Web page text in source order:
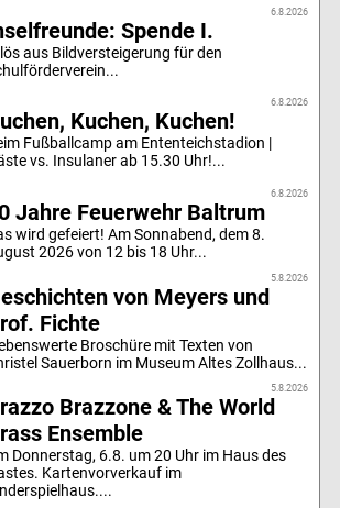
6.8.2026
Spende I.
aus Bildversteigerung für den
6.8.2026
Kuchen, Kuchen!
Fußballcamp am Ententeichstadion |
vs. Insulaner ab 15.30 Uhr!...
6.8.2026
Jahre Feuerwehr Baltrum
wird gefeiert! Am Sonnabend, dem 8.
2026 von 12 bis 18 Uhr...
5.8.2026
von Meyers und
Fichte
Broschüre mit Texten von
Sauerborn im Museum Altes Zollhaus...
5.8.2026
Brazzone & The World
Ensemble
Donnerstag, 6.8. um 20 Uhr im Haus des
Kartenvorverkauf im